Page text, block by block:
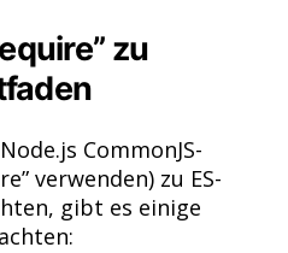
zu
CommonJS-
verwenden) zu ES-
gibt es einige